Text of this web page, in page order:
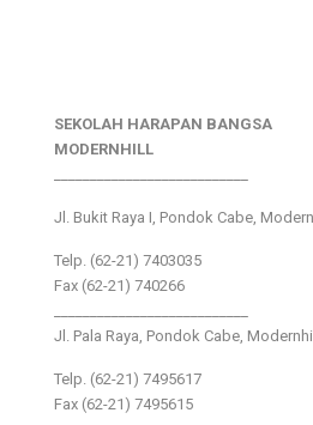
SEKOLAH HARAPAN BANGSA
MODERNHILL
Jl. Bukit Raya I, Pondok Cabe,
Telp. (62-21) 7403035
Fax (62-21) 740266
Jl. Pala Raya, Pondok Cabe,
Telp. (62-21) 7495617
Fax (62-21) 7495615